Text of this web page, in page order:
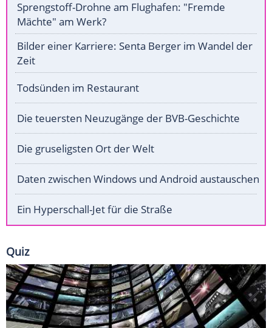
Sprengstoff-Drohne am Flughafen: "Fremde
Mächte" am Werk?
Bilder einer Karriere: Senta Berger im Wandel der
Zeit
Todsünden im Restaurant
Die teuersten Neuzugänge der BVB-Geschichte
Die gruseligsten Ort der Welt
Daten zwischen Windows und Android austauschen
Ein Hyperschall-Jet für die Straße
Quiz